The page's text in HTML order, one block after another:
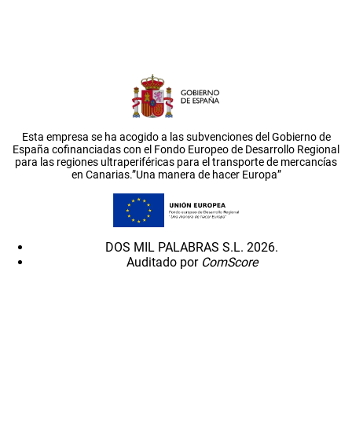
Esta empresa se ha acogido a las subvenciones del Gobierno de
España cofinanciadas con el Fondo Europeo de Desarrollo Regional
para las regiones ultraperiféricas para el transporte de mercancías
en Canarias.”Una manera de hacer Europa”
DOS MIL PALABRAS S.L. 2026.
Auditado por ComScore